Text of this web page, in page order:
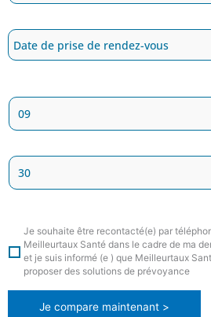
Je souhaite être recontacté(e) par
Meilleurtaux Santé dans le cadre de ma
et je suis informé (e ) que Meilleurtaux
proposer des solutions de prévoyance
Je compare maintenant >